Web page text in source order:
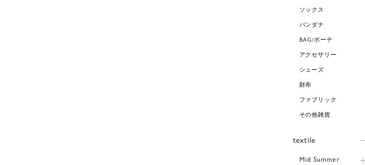
ソックス
バンダナ
BAG/ポーチ
アクセサリー
シューズ
財布
ファブリック
その他雑貨
textile
Mid Summer